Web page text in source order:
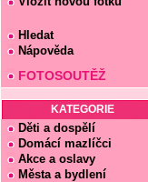
Hledat
Nápověda
FOTOSOUTĚŽ
KATEGORIE
Děti a dospělí
Domácí mazlíčci
Akce a oslavy
Města a bydlení